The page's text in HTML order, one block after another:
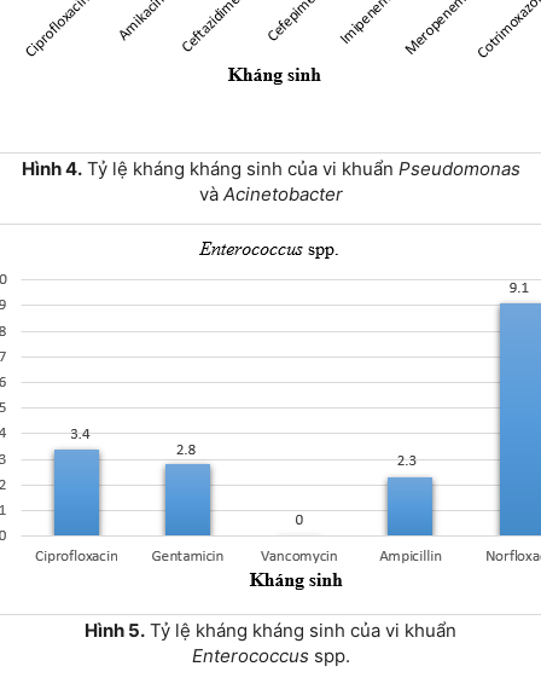
Hình 4.Tỷ lệ kháng kháng sinh của vi khuẩn Pseudomonas
và Acinetobacter
Hình 5. Tỷ lệ kháng kháng sinh của vi khuẩn
Enterococcus spp.